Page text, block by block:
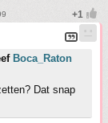
Boca_Raton
Dat snap